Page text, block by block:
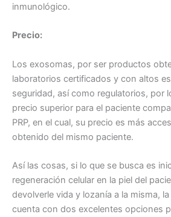
inmunológico.
Precio:
Los exosomas, por ser productos
laboratorios certificados y con altos
seguridad, así como regulatorios, por
precio superior para el paciente
PRP, en el cual, su precio es más
obtenido del mismo paciente.
Así las cosas, si lo que se busca es
regeneración celular en la piel del
devolverle vida y lozanía a la misma,
cuenta con dos excelentes opciones